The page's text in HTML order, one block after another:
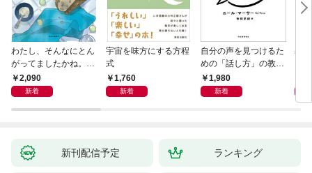
わたし、そんなにとん
がってましたかね。
獅子座、Ａ型、丙午は
めぐる
2,090
新着
宇宙を味方にする方程
式
1,760
新着
自分の声を見つけるた
めの「話し方」の教
室 Ｏｒａｃｙ（オラ
シー）
1,980
新着
基
新刊配信予定 ランキング